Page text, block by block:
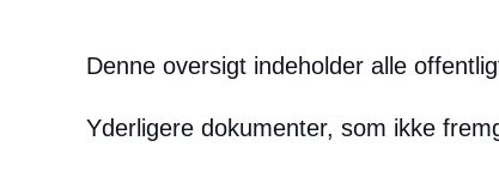
Denne oversigt indeholder alle
Yderligere dokumenter, som ikke